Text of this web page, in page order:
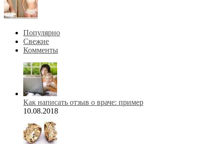
Популярно
Свежие
Комменты
Как написать отзыв о враче: пример
10.08.2018